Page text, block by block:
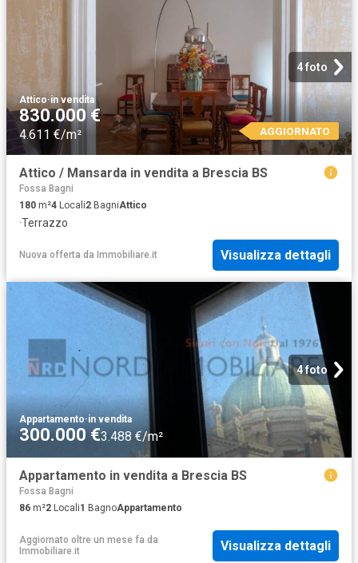
4 foto
Attico·in vendita
830.000 €
4.611 €/m² AGGIORNATO
Attico / Mansarda in vendita a Brescia BS
Fossa Bagni
180 m²4 Locali2 BagniAttico
·Terrazzo
Nuova offerta da Immobiliare.it Visualizza dettagli
4 foto
Appartamento·in vendita
300.000 €3.488 €/m²
Appartamento in vendita a Brescia BS
Fossa Bagni
86 m²2 Locali1 BagnoAppartamento
Aggiornato oltre un mese fa da
Immobiliare.it
Visualizza dettagli